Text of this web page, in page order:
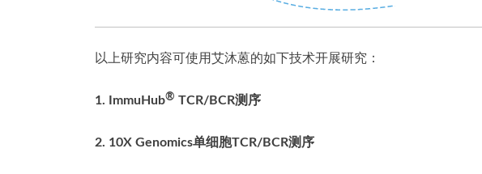
以上研究内容可使用艾沐蒽的如下技术开展研究：
1. ImmuHub® TCR/BCR测序
2. 10X Genomics单细胞TCR/BCR测序